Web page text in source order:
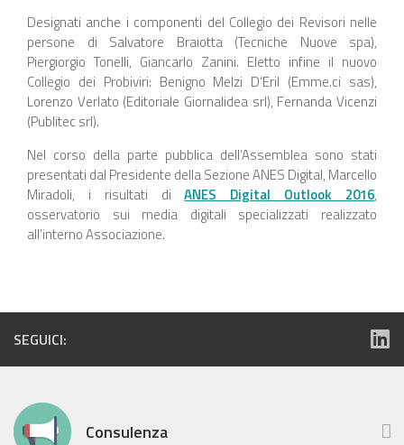
Designati anche i componenti del Collegio dei Revisori nelle
persone di Salvatore Braiotta (Tecniche Nuove spa),
Piergiorgio Tonelli, Giancarlo Zanini. Eletto infine il nuovo
Collegio dei Probiviri: Benigno Melzi D’Eril (Emme.ci sas),
Lorenzo Verlato (Editoriale Giornalidea srl), Fernanda Vicenzi
(Publitec srl).
Nel corso della parte pubblica dell’Assemblea sono stati
presentati dal Presidente della Sezione ANES Digital, Marcello
Miradoli, i risultati di
ANES Digital Outlook 2016,
osservatorio sui media digitali specializzati realizzato
all’interno Associazione.
SEGUICI:
Consulenza